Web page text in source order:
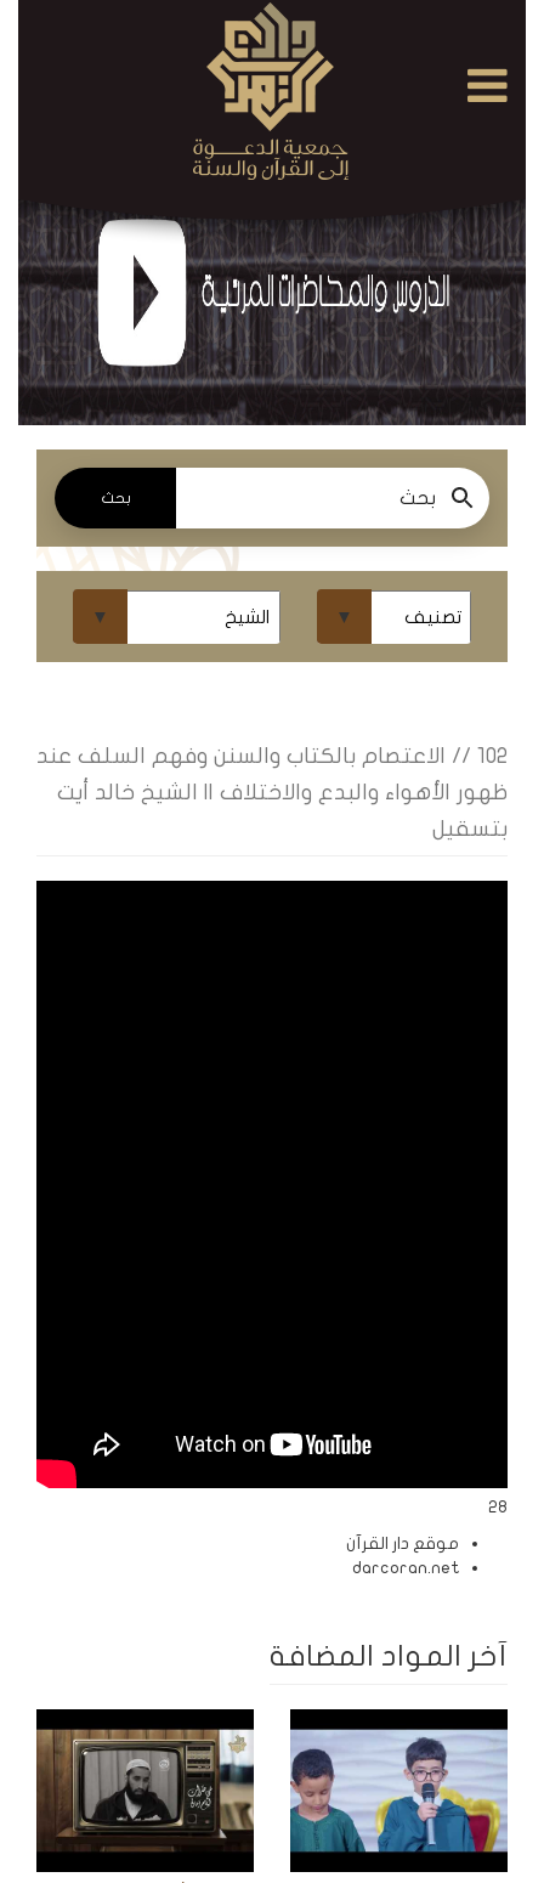
الدروس
والمحاضرات
المسموعة
الدروس
والمحاضرات
الدروس
ومحاضرات
المباشر
الكتب
الإلكترونية
بحث
102 // الاعتصام بالكتاب والسنن وفهم السلف عند
ظهور الأهواء والبدع والاختلاف || الشيخ خالد أيت
بتسقيل
28
موقع دار القرآن
darcoran.net
آخر المواد المضافة